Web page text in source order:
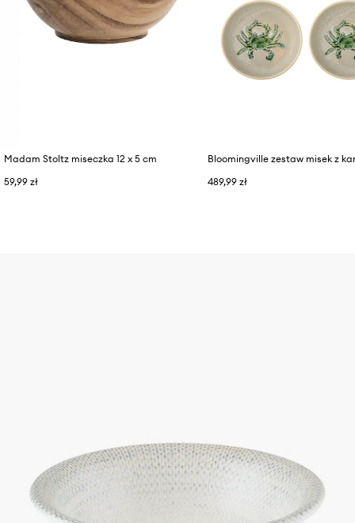
Madam Stoltz miseczka 12 x 5 cm
59,99 zł
489,99 zł